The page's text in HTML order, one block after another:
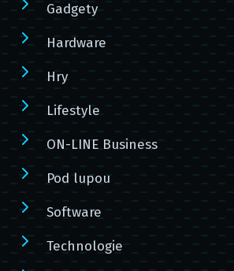
Gadgety
Hardware
Hry
Lifestyle
ON-LINE Business
Pod lupou
Software
Technologie